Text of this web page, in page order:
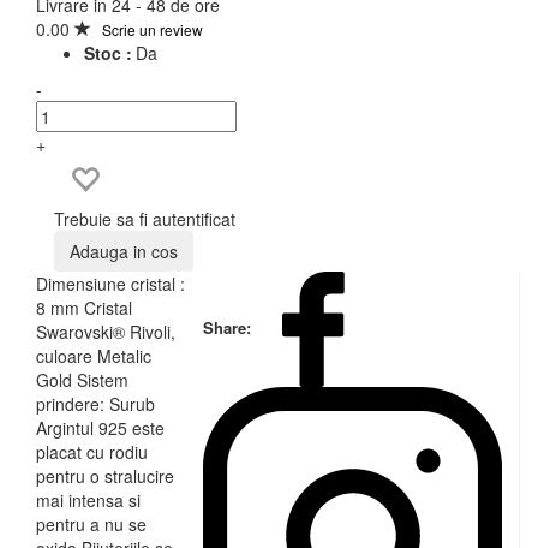
0.00
Scrie un review
Stoc : Da
-
+
Trebuie sa fi autentificat
Adauga in cos
Share:
Dimensiune cristal :
8 mm Cristal
Swarovski® Rivoli,
culoare Metalic
Gold Sistem
prindere: Surub
Argintul 925 este
placat cu rodiu
pentru o stralucire
mai intensa si
pentru a nu se